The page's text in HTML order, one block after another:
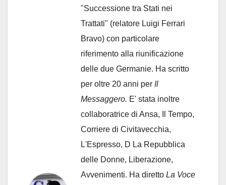
"Successione tra Stati nei
Trattati" (relatore Luigi Ferrari
Bravo) con particolare
riferimento alla riunificazione
delle due Germanie. Ha scritto
per oltre 20 anni per Il
Messaggero. E' stata inoltre
collaboratrice di Ansa, Il Tempo,
Corriere di Civitavecchia,
L'Espresso, D La Repubblica
delle Donne, Liberazione,
Avvenimenti. Ha diretto La Voce